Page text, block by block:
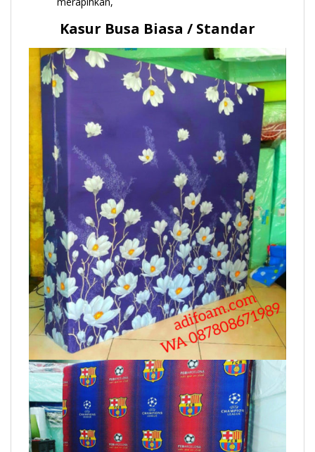
Kasur Busa Biasa / Standar